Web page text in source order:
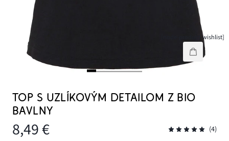
[node-product-wishlist]
TOP S UZLÍKOVÝM DETAILOM Z BIO
BAVLNY
8,49 € (4)